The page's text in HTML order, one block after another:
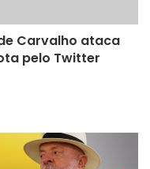
de Carvalho ataca
pelo Twitter